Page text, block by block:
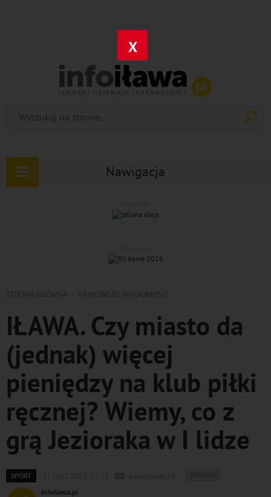
X
Nawigacja
Rozwiń
STRONA GŁÓWNA NAJNOWSZE WIADOMOŚCI
IŁAWA. Czy miasto da
(jednak) więcej
pieniędzy na klub piłki
ręcznej? Wiemy, co z
grą Jezioraka w I lidze
SPORT
infoilawa.pl